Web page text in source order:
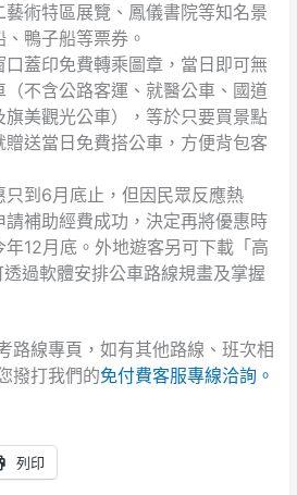
術特區展覽、鳳儀書院等知名景
鴨子船等票券。
口蓋印免費轉乘圖章，當日即可無
不含公路客運、就醫公車、國道
美觀光公車），等於只要買景點
送當日免費搭公車，方便背包客
只到6月底止，但因民眾反應熱
補助經費成功，決定再將優惠時
12月底。外地遊客另可下載「高
過軟體安排公車路線規畫及掌握
路線專頁，如有其他路線、班次相
撥打我們的免付費客服專線洽詢。
列印